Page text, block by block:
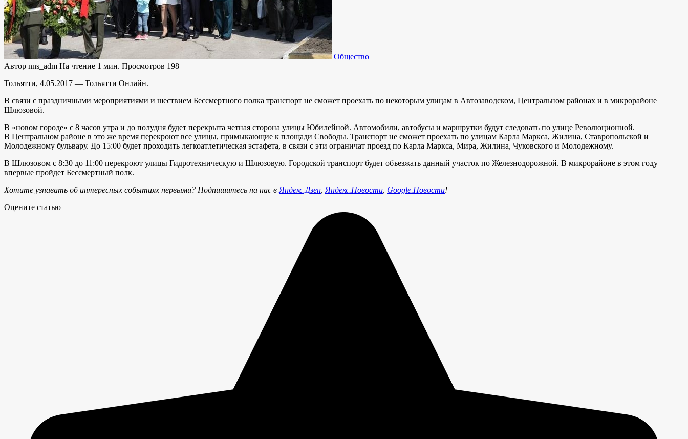
Общество
Автор nns_adm На чтение 1 мин. Просмотров 198
Тольятти, 4.05.2017 — Тольятти Онлайн.
В связи с праздничными мероприятиями и шествием Бессмертного полка транспорт не сможет проехать по некоторым улицам в Автозаводском, Центральном районах и в микрорайоне
Шлюзовой.
В «новом городе» с 8 часов утра и до полудня будет перекрыта четная сторона улицы Юбилейной. Автомобили, автобусы и маршрутки будут следовать по улице Революционной.
В Центральном районе в это же время перекроют все улицы, примыкающие к площади Свободы. Транспорт не сможет проехать по улицам Карла Маркса, Жилина, Ставропольской и
Молодежному бульвару. До 15:00 будет проходить легкоатлетическая эстафета, в связи с эти ограничат проезд по Карла Маркса, Мира, Жилина, Чуковского и Молодежному.
В Шлюзовом с 8:30 до 11:00 перекроют улицы Гидротехническую и Шлюзовую. Городской транспорт будет объезжать данный участок по Железнодорожной. В микрорайоне в этом году
впервые пройдет Бессмертный полк.
Хотите узнавать об интересных событиях первыми? Подпишитесь на нас в Яндекс.Дзен Яндекс.Новости Google.Новости!
Оцените статью